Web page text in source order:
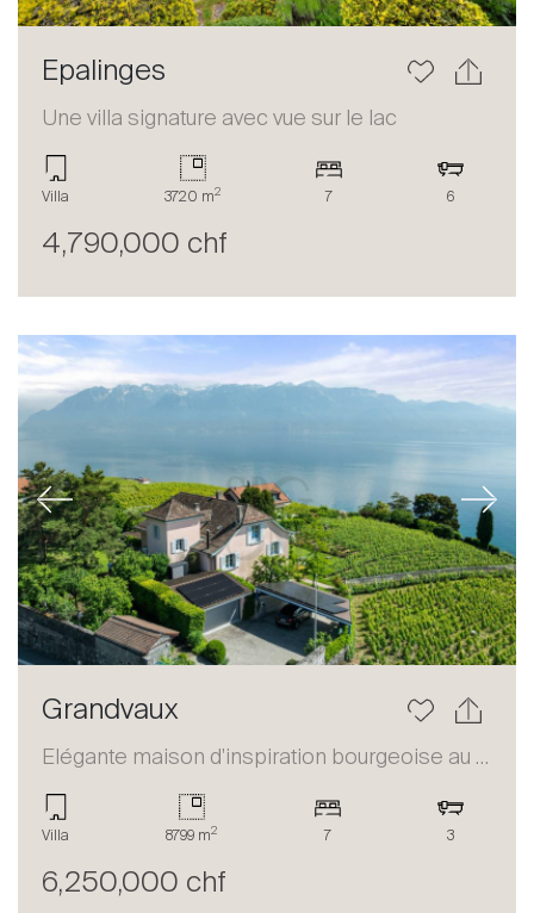
Epalinges
Une villa signature avec vue sur le lac
Villa 3720 m2 7 6
4,790,000 chf
Previous Next
Grandvaux
Elégante maison d'inspiration bourgeoise au coeur du Lavaux
Villa 8799 m2 7 3
6,250,000 chf